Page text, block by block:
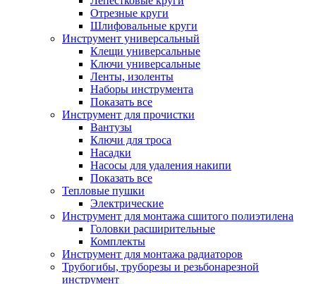
Отрезные круги
Шлифовальные круги
Инструмент универсальный
Клещи универсальные
Ключи универсальные
Ленты, изоленты
Наборы инструмента
Показать все
Инструмент для прочистки
Вантузы
Ключи для троса
Насадки
Насосы для удаления накипи
Показать все
Тепловые пушки
Электрические
Инструмент для монтажа сшитого полиэтилена
Головки расширительные
Комплекты
Инструмент для монтажа радиаторов
Трубогибы, труборезы и резьбонарезной
инструмент